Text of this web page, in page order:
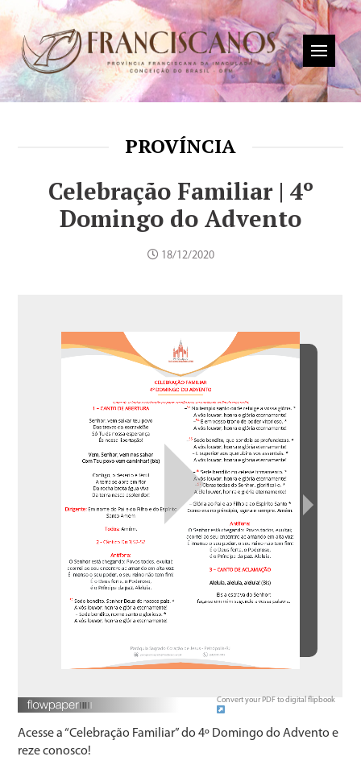
PROVÍNCIA
Celebração Familiar | 4º
Domingo do Advento
18/12/2020
Convert your PDF to digital flipbook
Acesse a “Celebração Familiar” do 4º Domingo do Advento e
reze conosco!